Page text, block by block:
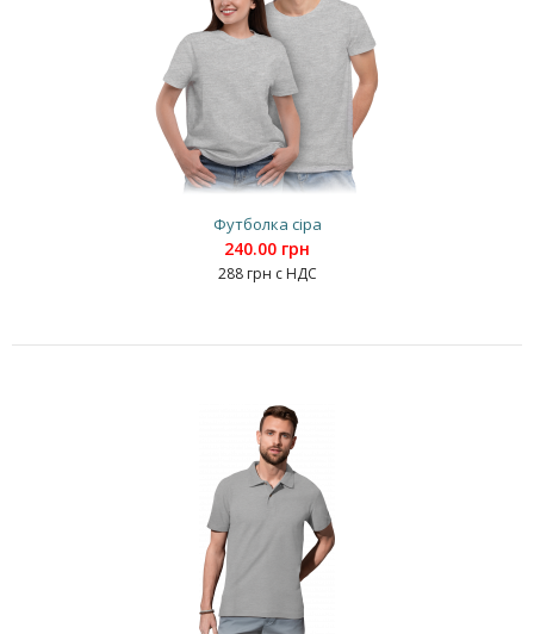
Футболка сіра
240.00 грн
288 грн с НДС